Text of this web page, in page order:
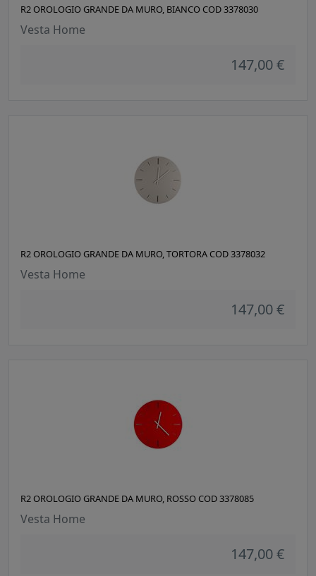
R2 OROLOGIO GRANDE DA MURO, BIANCO COD 3378030
Vesta Home
147,00 €
R2 OROLOGIO GRANDE DA MURO, TORTORA COD 3378032
Vesta Home
147,00 €
R2 OROLOGIO GRANDE DA MURO, ROSSO COD 3378085
Vesta Home
147,00 €